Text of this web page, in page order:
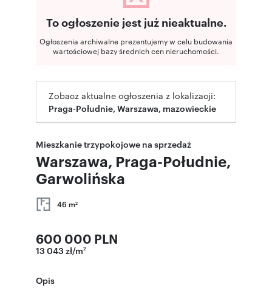
To ogłoszenie jest już nieaktualne.
Ogłoszenia archiwalne prezentujemy w celu budowania
wartościowej bazy średnich cen nieruchomości.
Zobacz aktualne ogłoszenia z lokalizacji:
Praga-Południe, Warszawa, mazowieckie
Mieszkanie trzypokojowe na sprzedaż
Warszawa, Praga-Południe,
Garwolińska
46 m2
600 000 PLN
13 043 zł/m2
Opis